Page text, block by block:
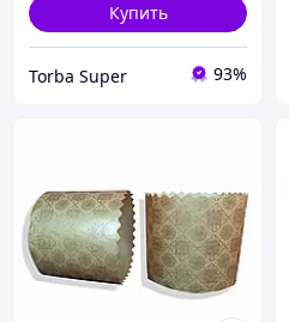
Купить
Torba Super 93%